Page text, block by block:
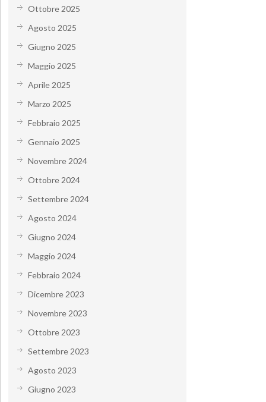
Ottobre 2025
Agosto 2025
Giugno 2025
Maggio 2025
Aprile 2025
Marzo 2025
Febbraio 2025
Gennaio 2025
Novembre 2024
Ottobre 2024
Settembre 2024
Agosto 2024
Giugno 2024
Maggio 2024
Febbraio 2024
Dicembre 2023
Novembre 2023
Ottobre 2023
Settembre 2023
Agosto 2023
Giugno 2023